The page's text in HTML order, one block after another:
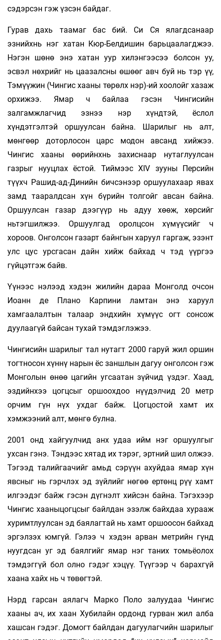
сэдэрсэн гэж үзсэн байдаг.
Гурав дахь таамаг бас бий. Си Ся ялагдсанаар
эзнийхнь нэг хатан Кюр-Белдишин барьцаалагджээ.
Нэгэн шөнө энэ хатан уур хилэнгээсээ болсон уу,
эсвэл нөхрийг нь цаазалсны өшөөг авч буй нь тэр үү,
Тэмүүжин (Чингис хааны төрөлх нэр)-ий хоолойг хазаж
орхижээ. Ямар ч байлаа гэсэн Чингисийн
залгамжлагчид эзнээ нэр хүндтэй, ёслол
хүндэтгэлтэй оршуулсан байна. Шарилыг нь алт,
мөнгөөр доторлосон царс модон авсанд хийжээ.
Чингис хааны өөрийнхнь захиснаар нутаглуулсан
газрыг нууцлах ёстой. Тиймээс XIV зууны Персийн
түүхч Рашид-ад-Динийн бичсэнээр оршуулахаар явах
замд тааралдсан хүн бүрийн толгойг авсан байна.
Оршуулсан газар дээгүүр нь адуу хөөж, хөрсийг
ньтэгшилжээ. Оршуулгад оролцсон хүмүүсийг ч
хороов. Онголсон газарт байнгын харуул гаргаж, эзэнт
улс цус урсгасан дайн хийж байхад ч тэд үүргээ
гүйцэтгэж байв.
Үүнээс нэлээд хэдэн жилийн дараа Монголд очсон
Иоанн де Плано Карпини ламтан энэ харуул
хамгаалалтын талаар эндхийн хүмүүс огт сонсож
дуулаагүй байсан тухай тэмдэглэжээ.
Чингисийн шарилыг тал нутагт 2000 гаруй жил оршин
тогтносон хүннү нарын ёс заншлын дагуу онголсон гэж
Монголын өнөө цагийн угсаатан зүйчид үздэг. Хаад,
эздийнхээ цогцсыг оршоохдоо нүүдэлчид 20 метр
орчим гүн нүх ухдаг байж. Цогцостой хамт их
хэмжээний алт, мөнгө булна.
2001 онд хайгуулчид анх удаа ийм нэг оршуулгыг
ухсан гэнэ. Тэндээс хятад их тэрэг, эртний шил олжээ.
Тэгээд талийгаачийг амьд сэрүүн ахуйдаа ямар хүн
явсныг нь гэрчлэх эд зүйлийг нөгөө ертөнц рүү хамт
илгээдэг байж гэсэн дүгнэлт хийсэн байна. Тэгэхээр
Чингис хааныцогцсыг байлдан эзэлж байхдаа хурааж
хуримтлуулсан эд баялагтай нь хамт оршоосон байхад
эргэлзэх юмгүй. Гэлээ ч хэдэн арван метрийн гүнд
нуугдсан уг эд баялгийг ямар нэг таних томьёолох
тэмдэггүй бол олно гэдэг хэцүү. Түүгээр ч барахгүй
хаана хайх нь ч төвөгтэй.
Нэрд гарсан аялагч Марко Поло залуудаа Чингис
хааны ач, их хаан Хубилайн ордонд гурван жил алба
хашсан гэдэг. Домогт байлдан дагуулагчийн шарилыг